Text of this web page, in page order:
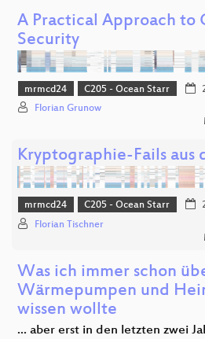
A Practical Approach to
Security
mrmcd24 C205 - Ocean Starr
Florian Grunow
Kryptographie-Fails aus
mrmcd24 C205 - Ocean Starr
Florian Tischner
Was ich immer schon
Wärmepumpen und
wissen wollte
... aber erst in den letzten zwei